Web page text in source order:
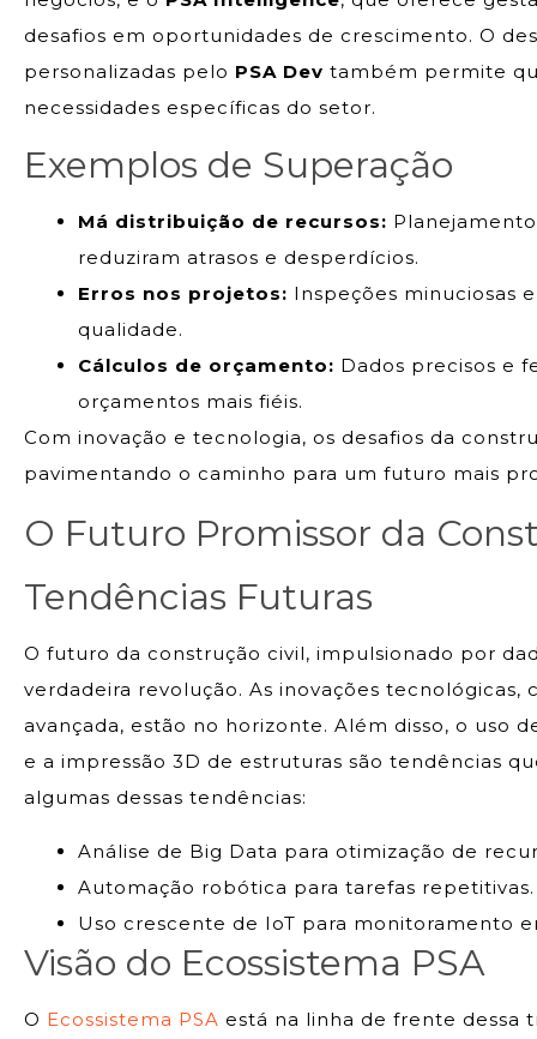
desafios em oportunidades de crescimento. O
personalizadas pelo PSA Dev também permite
necessidades específicas do setor.
Exemplos de Superação
Má distribuição de recursos:
reduziram atrasos e desperdícios.
Erros nos projetos: Inspeções minuciosas
qualidade.
Cálculos de orçamento: Dados precisos e
orçamentos mais fiéis.
Com inovação e tecnologia, os desafios da
pavimentando o caminho para um futuro mais
O Futuro Promissor da
Tendências Futuras
O futuro da construção civil, impulsionado por
verdadeira revolução. As inovações
avançada, estão no horizonte. Além disso, o uso
e a impressão 3D de estruturas são tendências
algumas dessas tendências:
Análise de Big Data para otimização de
Automação robótica para tarefas repetitivas.
Uso crescente de IoT para monitoramento
Visão do Ecossistema PSA
O Ecossistema PSA está na linha de frente dessa